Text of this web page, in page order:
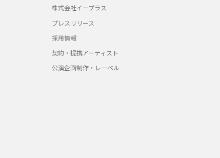
株式会社イープラス
プレスリリース
採用情報
契約・提携アーティスト
公演企画制作・レーベル